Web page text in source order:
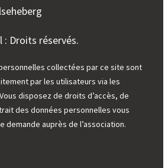
: Droits réservés.
collectées par ce site sont
par les utilisateurs via les
disposez de droits d’accès, de
des données personnelles vous
demande auprès de l’association.